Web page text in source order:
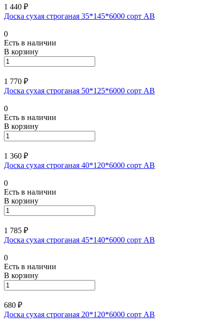
1 440 ₽
Доска сухая строганая 35*145*6000 сорт АВ
0
Есть в наличии
В корзину
1 770 ₽
Доска сухая строганая 50*125*6000 сорт АВ
0
Есть в наличии
В корзину
1 360 ₽
Доска сухая строганая 40*120*6000 сорт АВ
0
Есть в наличии
В корзину
1 785 ₽
Доска сухая строганая 45*140*6000 сорт АВ
0
Есть в наличии
В корзину
680 ₽
Доска сухая строганая 20*120*6000 сорт АВ